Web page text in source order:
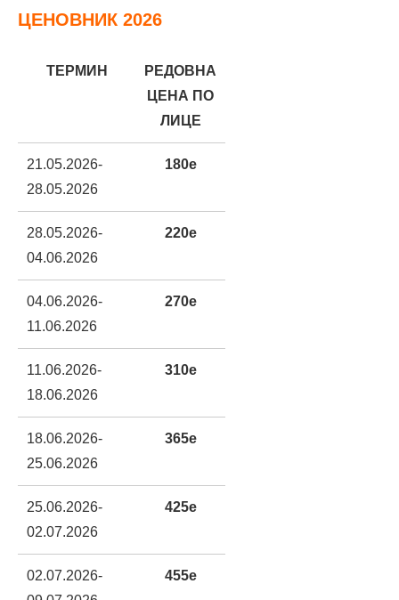
ЦЕНОВНИК 2026
ТЕРМИН
РЕДОВНА
ЦЕНА ПО
ЛИЦЕ
21.05.2026-
28.05.2026
180e
28.05.2026-
04.06.2026
220e
04.06.2026-
11.06.2026
270e
11.06.2026-
18.06.2026
310e
18.06.2026-
25.06.2026
365e
25.06.2026-
02.07.2026
425e
02.07.2026-
455e